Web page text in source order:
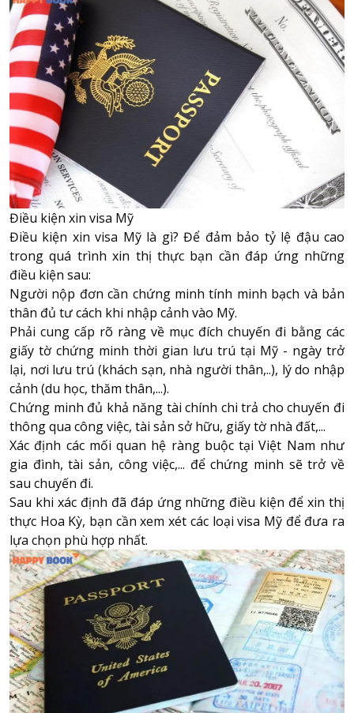
Điều kiện xin visa Mỹ
Điều kiện xin visa Mỹ là gì? Để đảm bảo tỷ lệ đậu cao
trong quá trình xin thị thực bạn cần đáp ứng những
điều kiện sau:
Người nộp đơn cần chứng minh tính minh bạch và bản
thân đủ tư cách khi nhập cảnh vào Mỹ.
Phải cung cấp rõ ràng về mục đích chuyến đi bằng các
giấy tờ chứng minh thời gian lưu trú tại Mỹ - ngày trở
lại, nơi lưu trú (khách sạn, nhà người thân,..), lý do nhập
cảnh (du học, thăm thân,...).
Chứng minh đủ khả năng tài chính chi trả cho chuyến đi
thông qua công việc, tài sản sở hữu, giấy tờ nhà đất,...
Xác định các mối quan hệ ràng buộc tại Việt Nam như
gia đình, tài sản, công việc,... để chứng minh sẽ trở về
sau chuyến đi.
Sau khi xác định đã đáp ứng những điều kiện để xin thị
thực Hoa Kỳ, bạn cần xem xét các loại visa Mỹ để đưa ra
lựa chọn phù hợp nhất.